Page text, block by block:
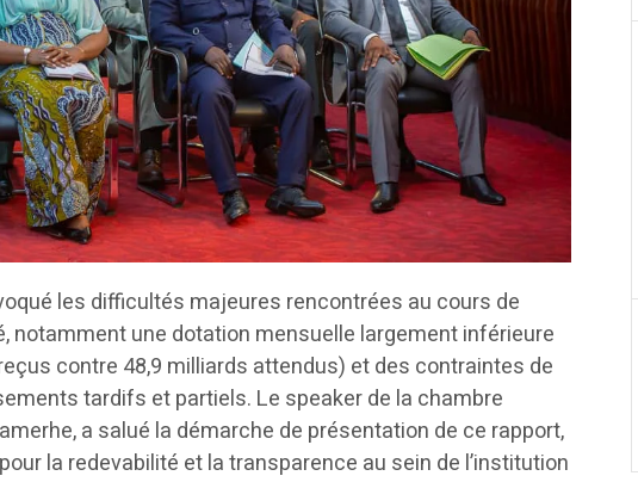
les difficultés majeures rencontrées au cours de
notamment une dotation mensuelle largement inférieure
contre 48,9 milliards attendus) et des contraintes de
tardifs et partiels. Le speaker de la chambre
a salué la démarche de présentation de ce rapport,
la redevabilité et la transparence au sein de l’institution